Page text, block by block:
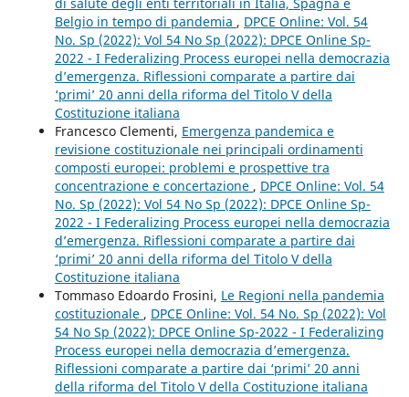
Belgio in tempo di pandemia , DPCE Online: Vol. 54
No. Sp (2022): Vol 54 No Sp (2022): DPCE Online Sp-
2022 - I Federalizing Process europei nella democrazia
d’emergenza. Riflessioni comparate a partire dai
‘primi’ 20 anni della riforma del Titolo V della
Costituzione italiana
Francesco Clementi, Emergenza pandemica e
revisione costituzionale nei principali ordinamenti
composti europei: problemi e prospettive tra
concentrazione e concertazione , DPCE Online: Vol. 54
No. Sp (2022): Vol 54 No Sp (2022): DPCE Online Sp-
2022 - I Federalizing Process europei nella democrazia
d’emergenza. Riflessioni comparate a partire dai
‘primi’ 20 anni della riforma del Titolo V della
Costituzione italiana
Tommaso Edoardo Frosini, Le Regioni nella pandemia
costituzionale , DPCE Online: Vol. 54 No. Sp (2022): Vol
54 No Sp (2022): DPCE Online Sp-2022 - I Federalizing
Process europei nella democrazia d’emergenza.
Riflessioni comparate a partire dai ‘primi’ 20 anni
della riforma del Titolo V della Costituzione italiana